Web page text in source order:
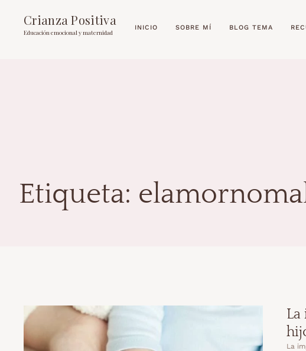
Crianza Positiva
Educación emocional y maternidad
INICIO SOBRE MÍ BLOG TEMA
Etiqueta:
La